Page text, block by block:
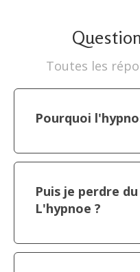
Toutes les
Pourquoi
Puis je perdre
L'hypnoe ?